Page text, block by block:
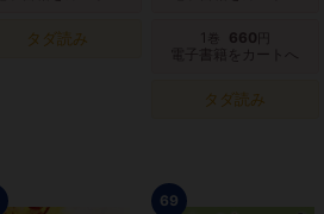
タダ読み 1 巻 660
電子書籍をカートへ
タダ読み
69